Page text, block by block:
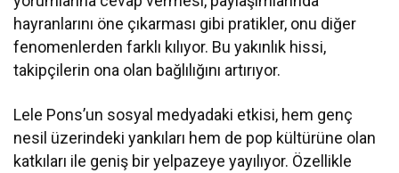
hayranlarını öne çıkarması gibi pratikler, onu diğer
fenomenlerden farklı kılıyor. Bu yakınlık hissi,
takipçilerin ona olan bağlılığını artırıyor.
Lele Pons’un sosyal medyadaki etkisi, hem genç
nesil üzerindeki yankıları hem de pop kültürüne olan
katkıları ile geniş bir yelpazeye yayılıyor. Özellikle